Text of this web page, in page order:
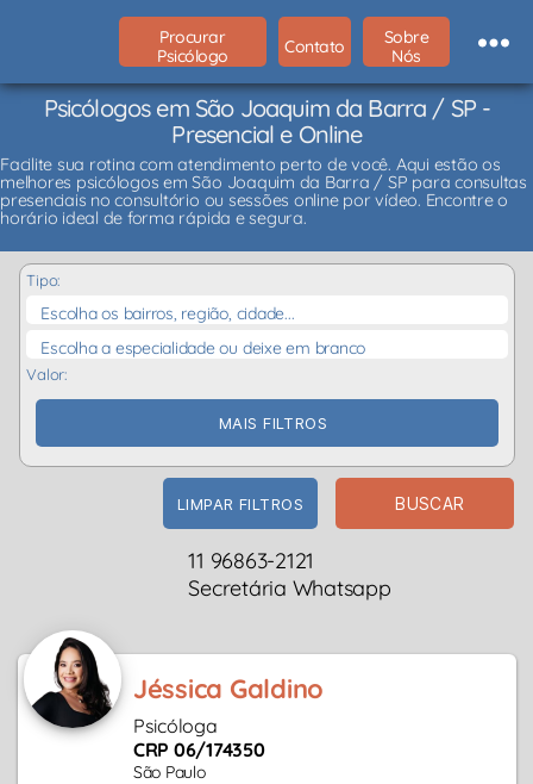
Procurar
Psicólogo
Contato
Sobre
Nós
Psicólogos em São Joaquim da Barra / SP -
Presencial e Online
Facilite sua rotina com atendimento perto de você. Aqui estão os
melhores psicólogos em São Joaquim da Barra / SP para consultas
presenciais no consultório ou sessões online por vídeo. Encontre o
horário ideal de forma rápida e segura.
Tipo:
Escolha os bairros, região, cidade...
Escolha a especialidade ou deixe em branco
Valor:
MAIS FILTROS
LIMPAR FILTROS BUSCAR
11 96863-2121
Secretária Whatsapp
Jéssica Galdino
Psicóloga
CRP 06/174350
São Paulo